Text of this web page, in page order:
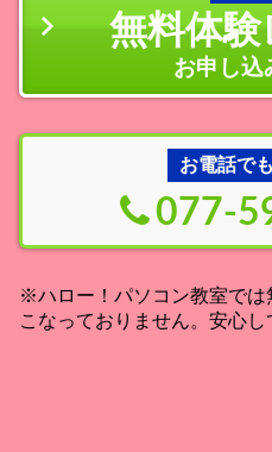
無料体験
お申し込
お電話で
077-
※ハロー！パソコン教室では
こなっておりません。安心し